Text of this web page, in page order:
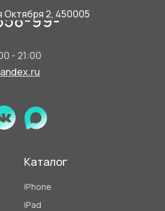
Октября 2, 450005
99-
- 21:00
iPhone
iPad
Каталог